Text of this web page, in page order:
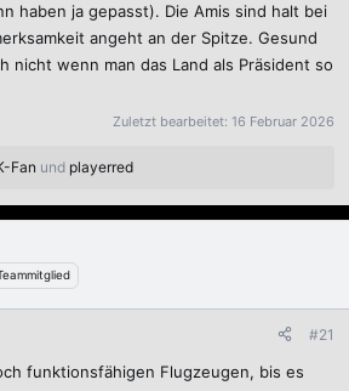
haben ja gepasst). Die Amis sind halt bei
angeht an der Spitze. Gesund
nicht wenn man das Land als Präsident so
Zuletzt bearbeitet: 16 Februar 2026
Fan und playerred
#21
funktionsfähigen Flugzeugen, bis es